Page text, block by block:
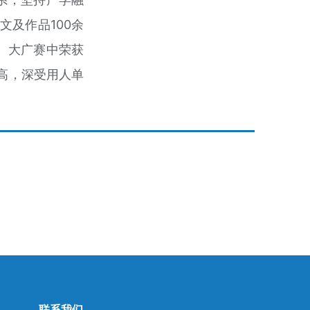
及作品100余
大广赛中荣获
，深受用人单